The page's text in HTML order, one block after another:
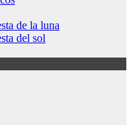
de la luna
del sol